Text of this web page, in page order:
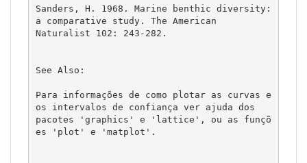
Sanders, H. 1968. Marine benthic diversity:
a comparative study. The American
Naturalist 102: 243-282.
See Also:
Para informações de como plotar as curvas e
os intervalos de confiança ver ajuda dos
pacotes 'graphics' e 'lattice', ou as funçõ
es 'plot' e 'matplot'.